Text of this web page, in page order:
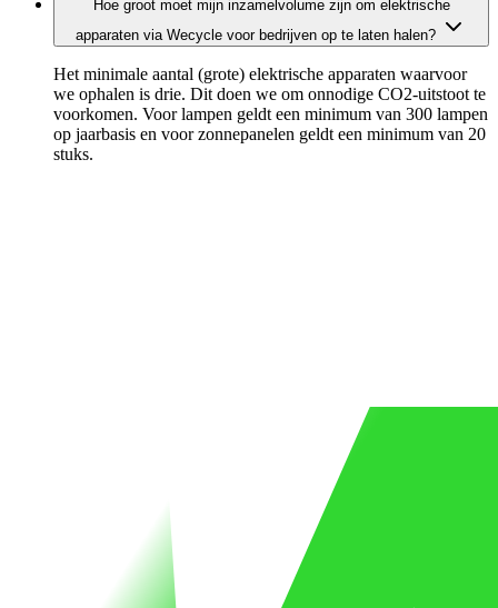
Hoe groot moet mijn inzamelvolume zijn om elektrische
apparaten via Wecycle voor bedrijven op te laten halen?
Het minimale aantal (grote) elektrische apparaten waarvoor
we ophalen is drie. Dit doen we om onnodige CO2-uitstoot te
voorkomen. Voor lampen geldt een minimum van 300 lampen
op jaarbasis en voor zonnepanelen geldt een minimum van 20
stuks.